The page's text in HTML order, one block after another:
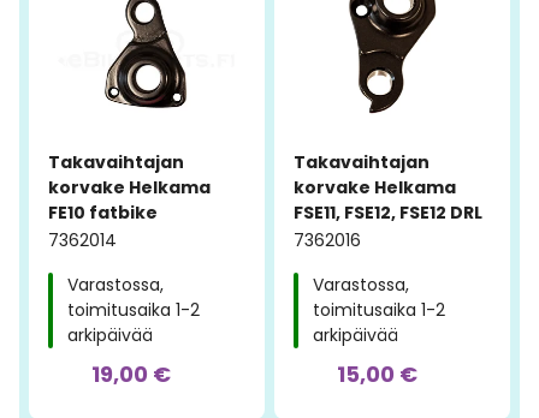
Takavaihtajan
korvake Helkama
FE10 fatbike
7362014
Varastossa,
toimitusaika 1-2
arkipäivää
19,00 €
Takavaihtajan
korvake Helkama
FSE11, FSE12, FSE12 DRL
7362016
Varastossa,
toimitusaika 1-2
arkipäivää
15,00 €